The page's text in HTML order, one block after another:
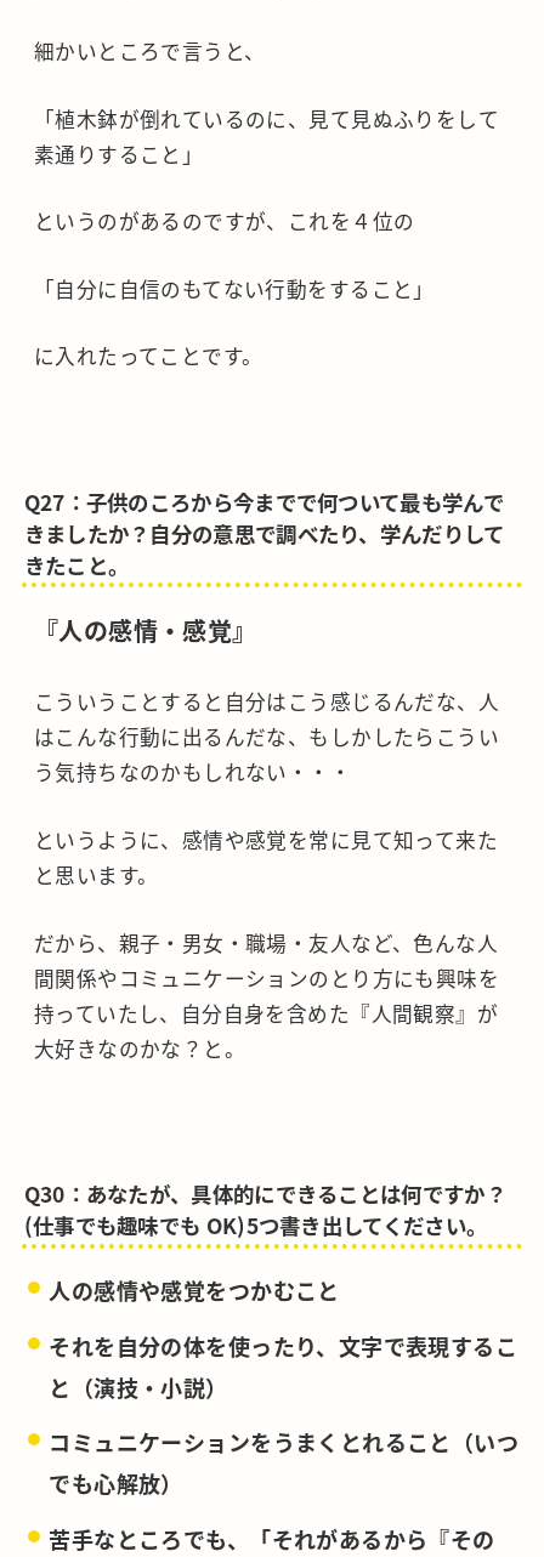
細かいところで言うと、
「植木鉢が倒れているのに、見て見ぬふりをして
素通りすること」
というのがあるのですが、これを４位の
「自分に自信のもてない行動をすること」
に入れたってことです。
Q27：子供のころから今までで何ついて最も学んで
きましたか？自分の意思で調べたり、学んだりして
きたこと。
『人の感情・感覚』
こういうことすると自分はこう感じるんだな、人
はこんな行動に出るんだな、もしかしたらこうい
う気持ちなのかもしれない・・・
というように、感情や感覚を常に見て知って来た
と思います。
だから、親子・男女・職場・友人など、色んな人
間関係やコミュニケーションのとり方にも興味を
持っていたし、自分自身を含めた『人間観察』が
大好きなのかな？と。
Q30：あなたが、具体的にできることは何ですか？
(仕事でも趣味でも OK)5つ書き出してください。
人の感情や感覚をつかむこと
それを自分の体を使ったり、文字で表現するこ
と（演技・小説）
コミュニケーションをうまくとれること（いつ
でも心解放）
苦手なところでも、「それがあるから『その